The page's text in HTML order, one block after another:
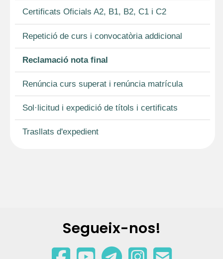
Certificats Oficials A2, B1, B2, C1 i C2
Repetició de curs i convocatòria addicional
Reclamació nota final
Renúncia curs superat i renúncia matrícula
Sol·licitud i expedició de títols i certificats
Trasllats d'expedient
Segueix-nos!